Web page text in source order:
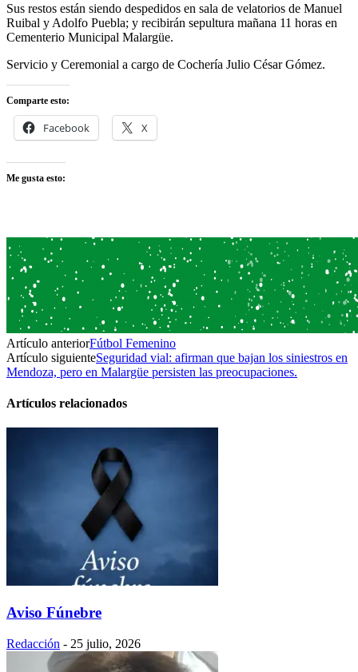
Sus restos están siendo despedidos en sala de velatorios de Manuel
Ruibal y Adolfo Puebla; y recibirán sepultura mañana 11 horas en
Cementerio Municipal Malargüe.
Servicio y Ceremonial a cargo de Cochería Julio César Gómez.
Comparte esto:
Facebook X
Me gusta esto:
Artículo anteriorFútbol Femenino
Artículo siguienteSeguridad vial: afirman que bajan los siniestros en
Mendoza, pero en Malargüe persisten las preocupaciones.
Artículos relacionados
Aviso Fúnebre
Redacción - 25 julio, 2026